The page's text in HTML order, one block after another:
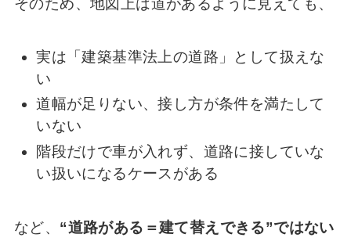
そのため、地図上は道があるように見えても、
実は「建築基準法上の道路」として扱えな
い
道幅が足りない、接し方が条件を満たして
いない
階段だけで車が入れず、道路に接していな
い扱いになるケースがある
など、 “道路がある＝建て替えできる”ではない